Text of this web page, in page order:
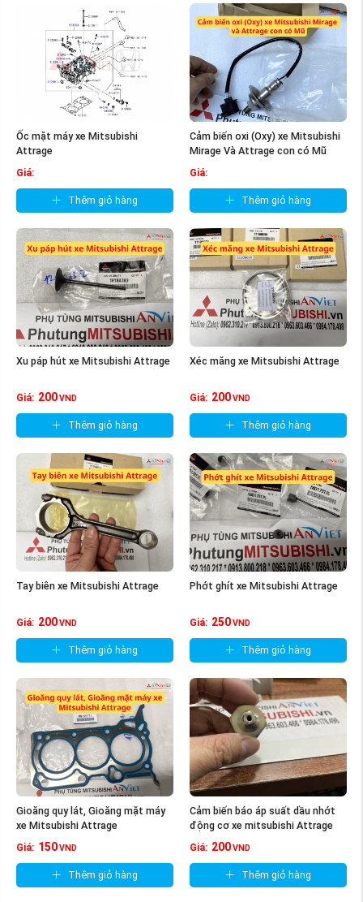
Ốc mặt máy xe Mitsubishi
Attrage
Giá:
Thêm giỏ hàng
Cảm biến oxi (Oxy) xe Mitsubishi
Mirage Và Attrage con có Mũ
Giá:
Thêm giỏ hàng
Xu páp hút xe Mitsubishi Attrage
Giá: 200 VND
Thêm giỏ hàng
Xéc măng xe Mitsubishi Attrage
Giá: 200 VND
Thêm giỏ hàng
Tay biên xe Mitsubishi Attrage
Giá: 200 VND
Thêm giỏ hàng
Phớt ghít xe Mitsubishi Attrage
Giá: 250 VND
Thêm giỏ hàng
Gioăng quy lát, Gioăng mặt máy
xe Mitsubishi Attrage
Giá: 150 VND
Thêm giỏ hàng
Cảm biến báo áp suất dầu nhớt
động cơ xe mitsubishi Attrage
Giá: 200 VND
Thêm giỏ hàng